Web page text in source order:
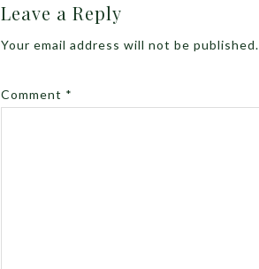
Leave a Reply
Your email address will not be published.
Comment *